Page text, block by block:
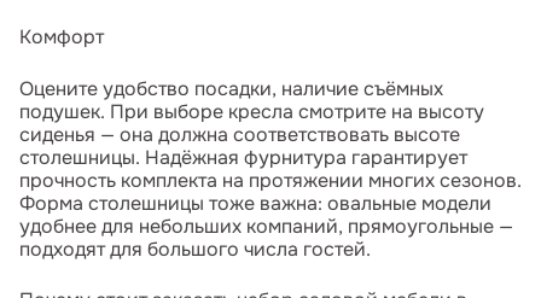
Комфорт
Оцените удобство посадки, наличие съёмных
подушек. При выборе кресла смотрите на высоту
сиденья — она должна соответствовать высоте
столешницы. Надёжная фурнитура гарантирует
прочность комплекта на протяжении многих сезонов.
Форма столешницы тоже важна: овальные модели
удобнее для небольших компаний, прямоугольные —
подходят для большого числа гостей.